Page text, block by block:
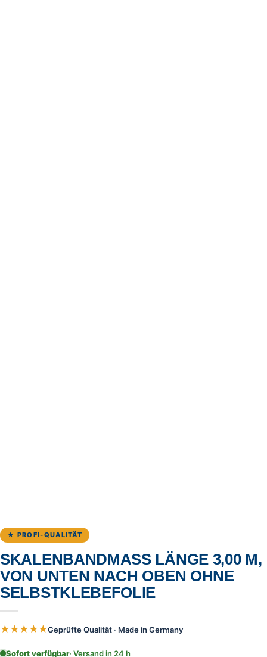
★ PROFI-QUALITÄT
SKALENBANDMASS LÄNGE 3,00 M, V
ON UNTEN NACH OBEN OHNE S
ELBSTKLEBEFOLIE
★★★★★Geprüfte Qualität · Made in Germany
Sofort verfügbar· Versand in 24 h